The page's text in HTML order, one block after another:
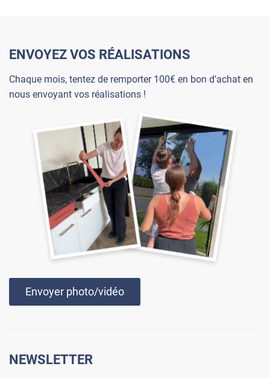
ENVOYEZ VOS RÉALISATIONS
Chaque mois, tentez de remporter 100€ en bon d'achat en
nous envoyant vos réalisations !
Envoyer photo/vidéo
NEWSLETTER